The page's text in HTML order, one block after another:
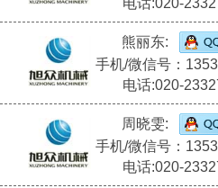
熊丽东:
手机/微信号：
电话:020-
周晓雯:
手机/微信号：
电话:020-